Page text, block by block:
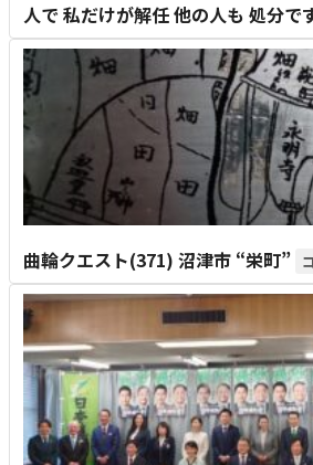
人で 私だけが解任 他の人も 処分で
曲輪クエスト(371) 沼津市 “栄町”